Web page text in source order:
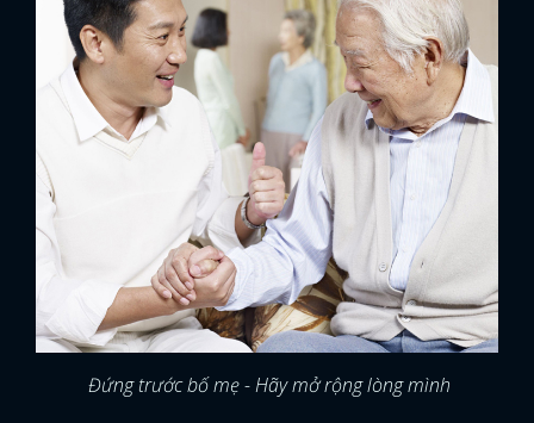
Đứng trước bố mẹ - Hãy mở rộng lòng mình